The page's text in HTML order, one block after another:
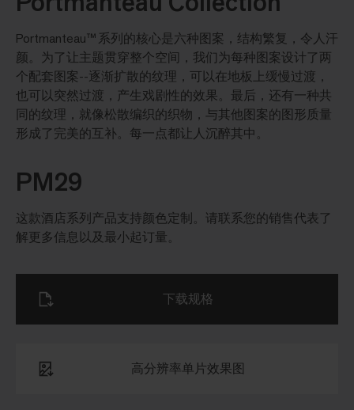
Portmanteau™ 系列的核心是六种图案，结构繁复，令人汗
颜。为了让主题贯穿整个空间，我们为每种图案设计了两
个配套图案--逐渐扩散的纹理，可以在地板上缓慢过渡，
也可以突然过渡，产生戏剧性的效果。最后，还有一种共
同的纹理，就像松散编织的织物，与其他图案的图形质量
形成了完美的互补。每一点都让人沉醉其中。
PM29
这款酒店系列产品支持颜色定制。请联系您的销售代表了
解更多信息以及最小起订量。
高分辨率单片效果图
下载规格